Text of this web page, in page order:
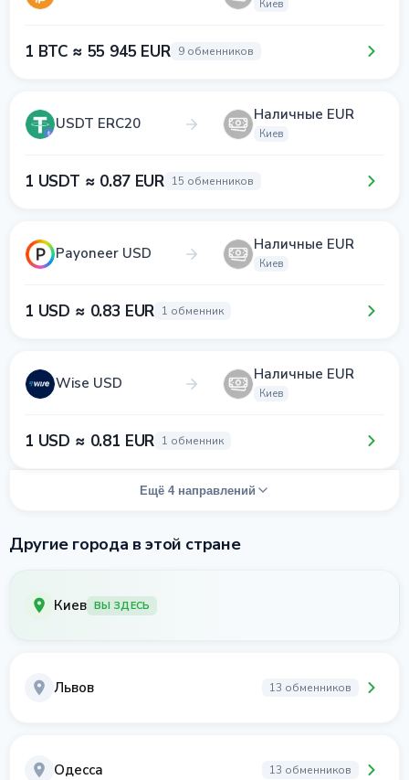
Киев
1 BTC ≈ 55 945 EUR 9 обменников
USDT ERC20 Наличные EUR
Киев
1 USDT ≈ 0.87 EUR 15 обменников
Payoneer USD Наличные EUR
Киев
1 USD ≈ 0.83 EUR 1 обменник
Wise USD Наличные EUR
Киев
1 USD ≈ 0.81 EUR 1 обменник
Ещё 4 направлений
Другие города в этой стране
Киев ВЫ ЗДЕСЬ
Львов 13 обменников
Одесса 13 обменников